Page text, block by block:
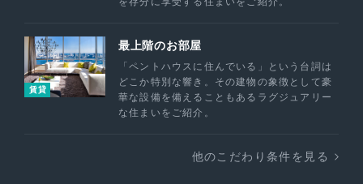
賃貸
最上階のお部屋
「ペントハウスに住んでいる」という台詞は
どこか特別な響き。その建物の象徴として豪
華な設備を備えることもあるラグジュアリー
な住まいをご紹介。
他のこだわり条件を見る